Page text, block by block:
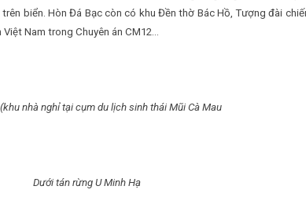
biển. Hòn Đá Bạc còn có khu Đền thờ Bác Hồ, Tượng đài
Nam trong Chuyên án CM12…
nhà nghỉ tại cụm du lịch sinh thái Mũi Cà Mau
Dưới tán rừng U Minh Hạ